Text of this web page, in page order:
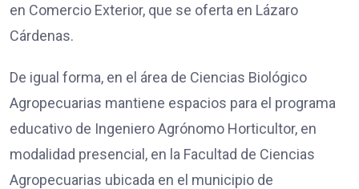
en Comercio Exterior, que se oferta en Lázaro
Cárdenas.
De igual forma, en el área de Ciencias Biológico
Agropecuarias mantiene espacios para el programa
educativo de Ingeniero Agrónomo Horticultor, en
modalidad presencial, en la Facultad de Ciencias
Agropecuarias ubicada en el municipio de